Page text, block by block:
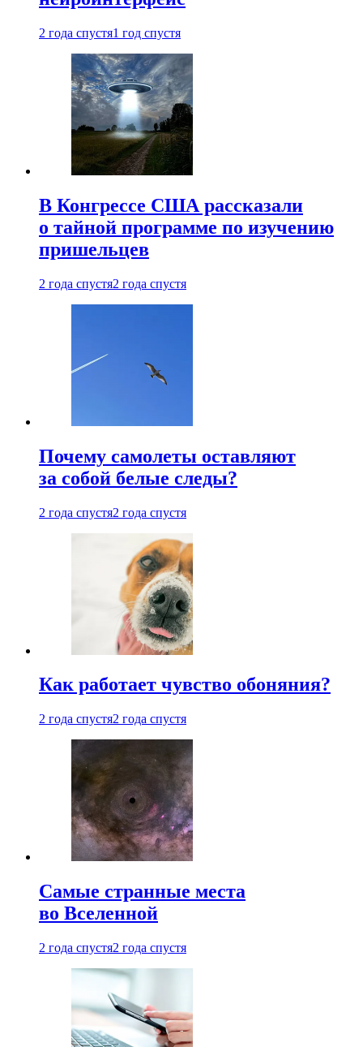
2 года спустя1 год спустя
В Конгрессе США рассказали
о тайной программе по изучению
пришельцев
2 года спустя2 года спустя
Почему самолеты оставляют
за собой белые следы?
2 года спустя2 года спустя
Как работает чувство обоняния?
2 года спустя2 года спустя
Самые странные места
во Вселенной
2 года спустя2 года спустя